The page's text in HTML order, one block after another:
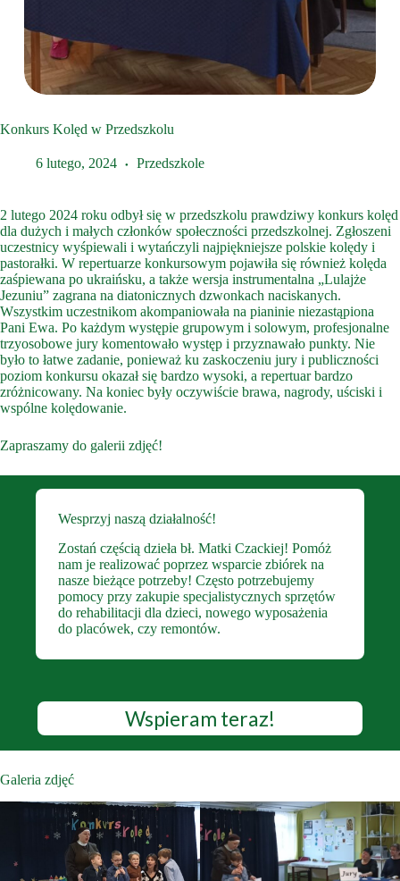
Konkurs Kolęd w Przedszkolu
6 lutego, 2024 Przedszkole
2 lutego 2024 roku odbył się w przedszkolu prawdziwy konkurs kolęd
dla dużych i małych członków społeczności przedszkolnej. Zgłoszeni
uczestnicy wyśpiewali i wytańczyli najpiękniejsze polskie kolędy i
pastorałki. W repertuarze konkursowym pojawiła się również kolęda
zaśpiewana po ukraińsku, a także wersja instrumentalna „Lulajże
Jezuniu” zagrana na diatonicznych dzwonkach naciskanych.
Wszystkim uczestnikom akompaniowała na pianinie niezastąpiona
Pani Ewa. Po każdym występie grupowym i solowym, profesjonalne
trzyosobowe jury komentowało występ i przyznawało punkty. Nie
było to łatwe zadanie, ponieważ ku zaskoczeniu jury i publiczności
poziom konkursu okazał się bardzo wysoki, a repertuar bardzo
zróżnicowany. Na koniec były oczywiście brawa, nagrody, uściski i
wspólne kolędowanie.
Zapraszamy do galerii zdjęć!
Wesprzyj naszą działalność!
Zostań częścią dzieła bł. Matki Czackiej! Pomóż
nam je realizować poprzez wsparcie zbiórek na
nasze bieżące potrzeby! Często potrzebujemy
pomocy przy zakupie specjalistycznych sprzętów
do rehabilitacji dla dzieci, nowego wyposażenia
do placówek, czy remontów.
Wspieram teraz!
Galeria zdjęć